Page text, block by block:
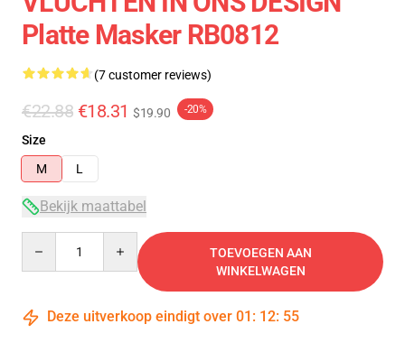
Platte Masker RB0812
(7 customer reviews)
€22.88 €18.31 $19.90 -20%
Size
M
L
Bekijk maattabel
TOEVOEGEN AAN
WINKELWAGEN
Deze uitverkoop eindigt over 01 : 12: 54